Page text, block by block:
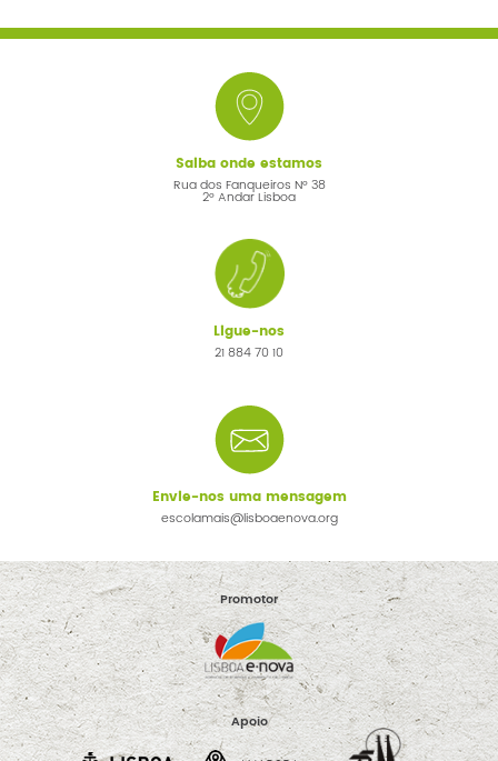
Saiba onde estamos
Rua dos Fanqueiros Nº 38
2º Andar Lisboa
Ligue-nos
21 884 70 10
Envie-nos uma mensagem
escolamais@lisboaenova.org
Promotor
Apoio